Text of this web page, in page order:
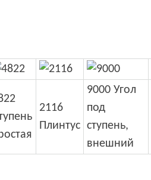
2116
Плинтус
9000 Угол
под
ступень,
внешний